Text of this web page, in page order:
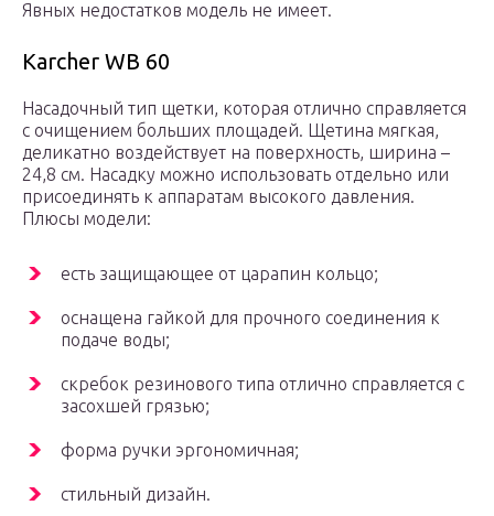
Явных недостатков модель не имеет.
Karcher WB 60
Насадочный тип щетки, которая отлично справляется
с очищением больших площадей. Щетина мягкая,
деликатно воздействует на поверхность, ширина –
24,8 см. Насадку можно использовать отдельно или
присоединять к аппаратам высокого давления.
Плюсы модели:
есть защищающее от царапин кольцо;
оснащена гайкой для прочного соединения к
подаче воды;
скребок резинового типа отлично справляется с
засохшей грязью;
форма ручки эргономичная;
стильный дизайн.